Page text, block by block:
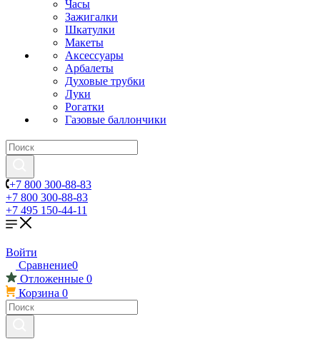
Часы
Зажигалки
Шкатулки
Макеты
Аксессуары
Арбалеты
Духовые трубки
Луки
Рогатки
Газовые баллончики
+7 800 300-88-83
+7 800 300-88-83
+7 495 150-44-11
Войти
Сравнение0
Отложенные 0
Корзина 0